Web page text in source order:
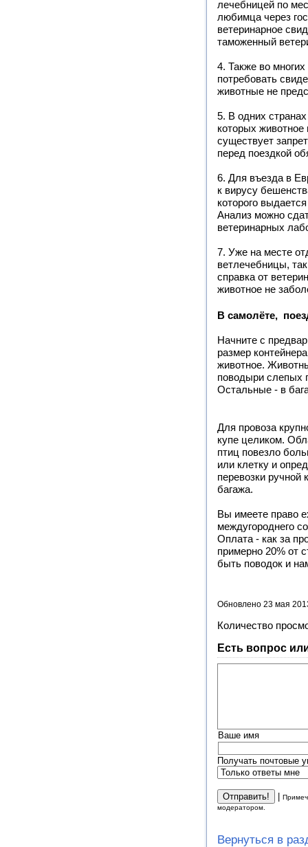
лечебницей по
любимца через
ветеринарное
таможенный
4. Также во
потребовать
животные не
5. В одних
которых
существует
перед поездкой
6. Для въезда в
к вирусу
которого
Анализ можно
ветеринарных
7. Уже на месте
ветлечебницы,
справка от
животное не
В самолёте,
Начните с
размер
животное.
поводыри слепых
Остальные - в
Для провоза
купе целиком.
птиц повезло
или клетку и
перевозки ручной
багажа.
Вы имеете право
междугороднего
Оплата - как за
примерно 20% от
быть поводок и
Обновлено 23 мая
Количество
Есть вопрос
Ваше имя
Получать почтовые
|
модератором.
Вернуться в